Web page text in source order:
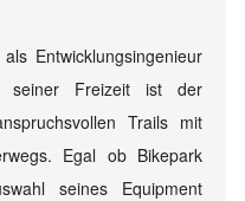
Entwicklungsingenieur
seiner Freizeit ist der
Trails mit
Egal ob Bikepark
seines Equipment